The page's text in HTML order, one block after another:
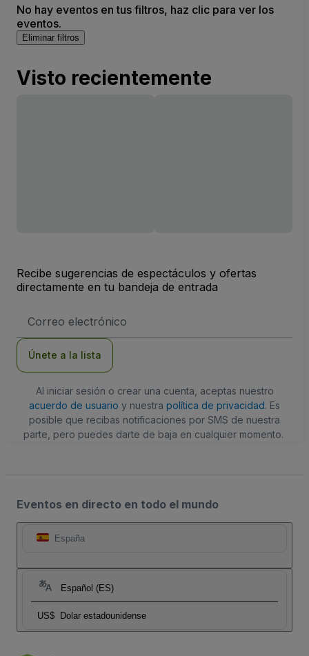
No hay eventos en tus filtros, haz clic para ver los
eventos.
Eliminar filtros
Visto recientemente
Recibe sugerencias de espectáculos y ofertas
directamente en tu bandeja de entrada
de
Únete a la lista
Al iniciar sesión o crear una cuenta, aceptas nuestro
acuerdo de usuario y nuestra política de privacidad. Es
posible que recibas notificaciones por SMS de nuestra
parte, pero puedes darte de baja en cualquier momento.
Eventos en directo en todo el mundo
España
Español (ES)
US$ Dolar estadounidense